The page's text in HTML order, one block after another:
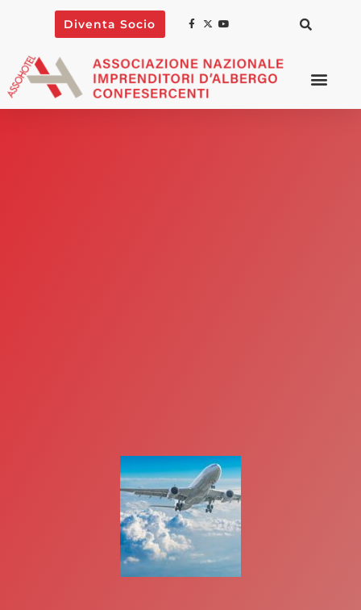
Diventa Socio